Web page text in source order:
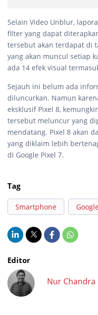
Selain Video Unblur,
filter yang dapat
tersebut akan terdapat di
yang akan muncul setiap
ada 14 efek visual
Sejauh ini belum ada
diluncurkan. Namun
eksklusif Pixel 8,
tersebut meluncur yang
mendatang. Pixel 8 akan
yang diklaim lebih
di Google Pixel 7.
Tag
Smartphone
Editor
Nur Chandra